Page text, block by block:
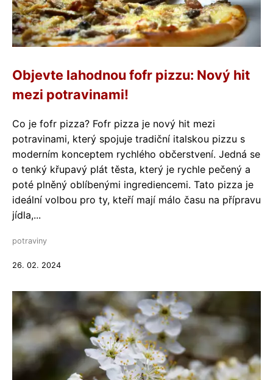
Objevte lahodnou fofr pizzu: Nový hit
mezi potravinami!
Co je fofr pizza? Fofr pizza je nový hit mezi
potravinami, který spojuje tradiční italskou pizzu s
moderním konceptem rychlého občerstvení. Jedná se
o tenký křupavý plát těsta, který je rychle pečený a
poté plněný oblíbenými ingrediencemi. Tato pizza je
ideální volbou pro ty, kteří mají málo času na přípravu
jídla,...
potraviny
26. 02. 2024